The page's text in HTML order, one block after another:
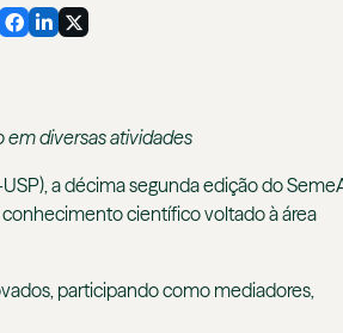
diversas atividades
a décima segunda edição do
científico voltado à área
participando como mediadores,